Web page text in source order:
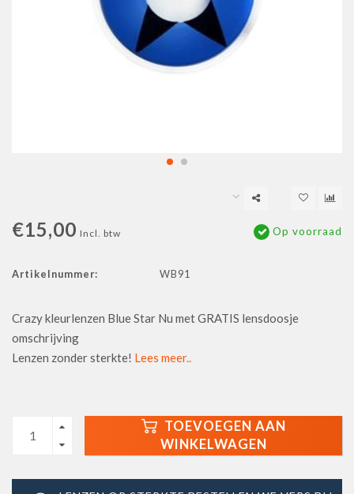
€15,00 Incl. btw Op voorraad
Artikelnummer: WB91
Crazy kleurlenzen Blue Star Nu met GRATIS lensdoosje
omschrijving
Lenzen zonder sterkte! Lees meer..
TOEVOEGEN AAN
WINKELWAGEN